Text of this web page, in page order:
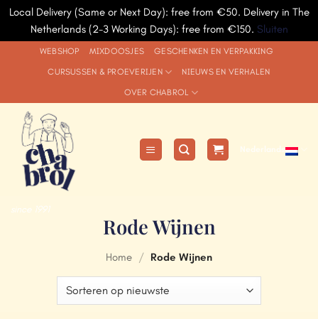
Local Delivery (Same or Next Day): free from €50. Delivery in The
Netherlands (2-3 Working Days): free from €150. Sluiten
WEBSHOP MIXDOOSJES GESCHENKEN EN VERPAKKING
CURSUSSEN & PROEVERIJEN NIEUWS EN VERHALEN
OVER CHABROL
since 1991
Nederlands
Rode Wijnen
Home / Rode Wijnen